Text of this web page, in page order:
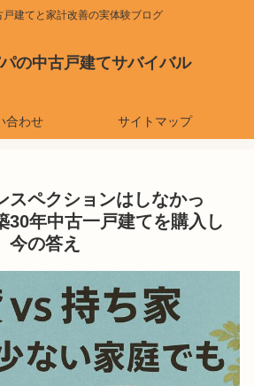
戸建てと家計改善の実体験ブログ
の中古戸建てサバイバル
合わせ サイトマップ
スペクションはしなかっ
年中古一戸建てを購入し
今の答え